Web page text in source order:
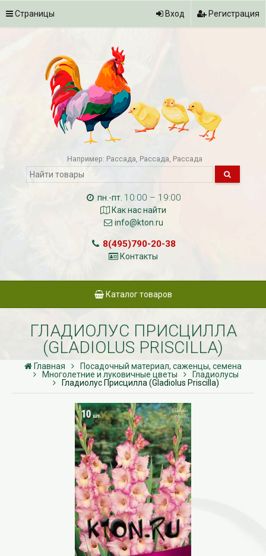
Страницы Вход Регистрация
Например: Рассада Рассада Рассада
пн.-пт. 10:00 – 19:00
Как нас найти
info@kton.ru
8(495)790-20-38
Контакты
Каталог товаров
ГЛАДИОЛУС ПРИСЦИЛЛА
(GLADIOLUS PRISCILLA)
Главная
Посадочный материал, саженцы, семена
Многолетние и луковичные цветы
Гладиолусы
Гладиолус Присцилла (Gladiolus Priscilla)